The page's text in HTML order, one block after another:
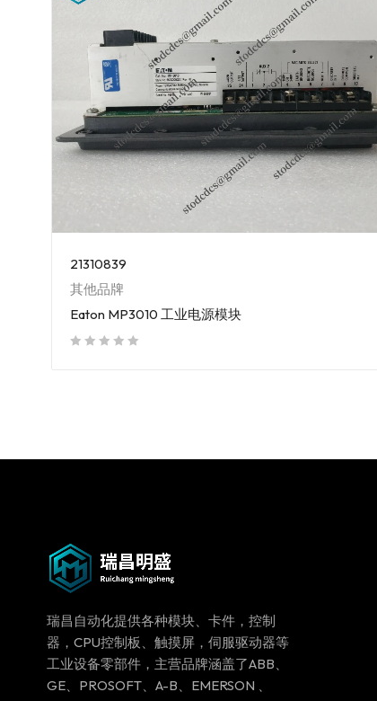
21310839
其他品牌
Eaton MP3010 工业电源模块
瑞昌自动化提供各种模块、卡件，控制
器，CPU控制板、触摸屏，伺服驱动器等
工业设备零部件，主营品牌涵盖了ABB、
GE、PROSOFT、A-B、EMERSON 、